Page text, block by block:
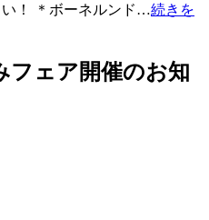
！ ＊ボーネルンド…続きを
フェア開催のお知